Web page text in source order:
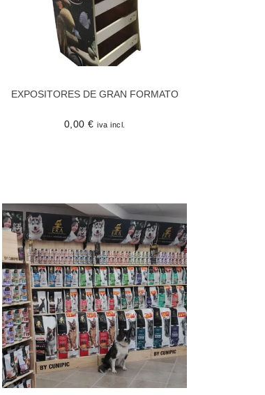
EXPOSITORES DE GRAN FORMATO
0,00 € iva incl.